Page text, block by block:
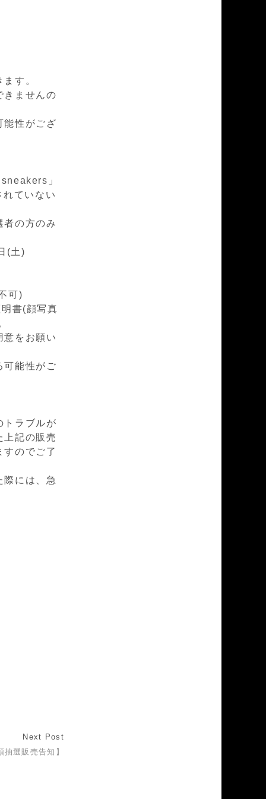
す。
きませんの
能性がござ
」
ていない
の方のみ
(土)
可)
書(顔写真
をお願い
可能性がご
トラブルが
上記の販売
のでご了
には、急
Next Post
抽選販売告知】